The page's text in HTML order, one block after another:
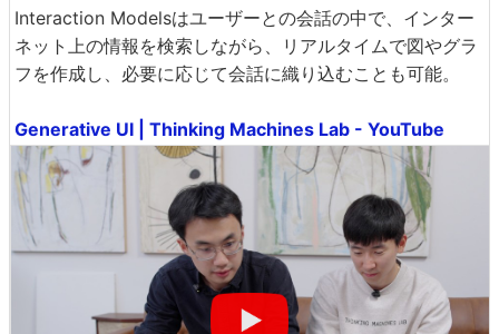
Interaction Modelsはユーザーとの会話の中で、インター
ネット上の情報を検索しながら、リアルタイムで図やグラ
フを作成し、必要に応じて会話に織り込むことも可能。
Generative UI | Thinking Machines Lab - YouTube